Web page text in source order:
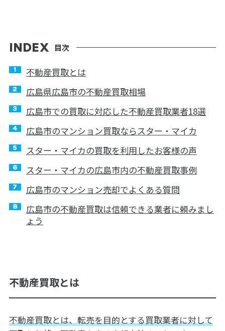
目次
不動産買取とは
広島県広島市の不動産買取相場
広島市での買取に対応した不動産買取業者18選
広島市のマンション買取ならスター・マイカ
スター・マイカの買取を利用したお客様の声
スター・マイカの広島市内の不動産買取事例
広島市のマンション売却でよくある質問
広島市の不動産買取は信頼できる業者に頼みまし
ょう
不動産買取とは
不動産買取とは、転売を目的とする買取業者に対して